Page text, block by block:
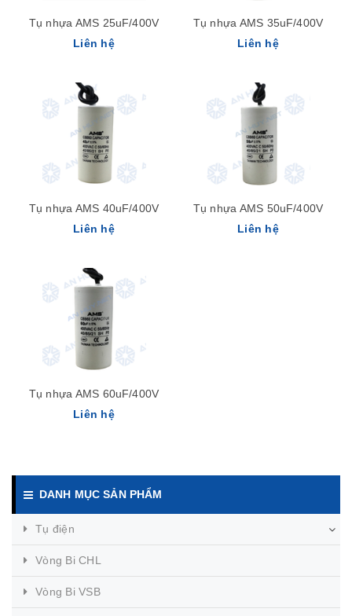
Tụ nhựa AMS 25uF/400V
Liên hệ
Tụ nhựa AMS 35uF/400V
Liên hệ
Tụ nhựa AMS 40uF/400V
Liên hệ
Tụ nhựa AMS 50uF/400V
Liên hệ
Tụ nhựa AMS 60uF/400V
Liên hệ
DANH MỤC SẢN PHẨM
Tụ điện
Vòng Bi CHL
Vòng Bi VSB